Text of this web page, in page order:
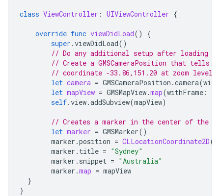
class ViewController : UIViewController {
override func viewDidLoad()
{
super .viewDidLoad()
// Do any additional setup after loading
// Create a GMSCameraPosition that tells
// coordinate -33.86,151.20 at zoom level
let camera = GMSCameraPosition .camera(
let mapView = GMSMapView.map(withFrame :
self.view.addSubview(mapView)
// Creates a marker in the center of the
let marker = GMSMarker()
marker .position = CLLocationCoordinate2D(
marker . title = "Sydney"
marker . snippet = "Australia"
marker .map = mapView
}
}